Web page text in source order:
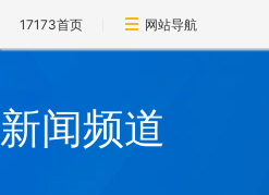
17173首页 网站导航
新闻频道